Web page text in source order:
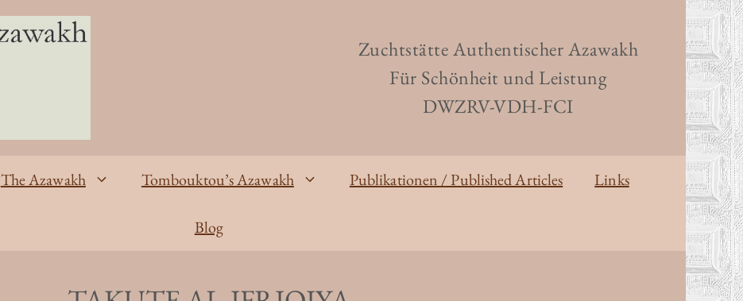
Zuchtstätte Authentischer Azawakh
Für Schönheit und Leistung
DWZRV-VDH-FCI
The Azawakh Tombouktou’s Azawakh Publikationen / Published Articles Links
Blog